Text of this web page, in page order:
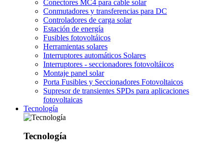
Conectores MC4 para cable solar
Conmutadores y transferencias para DC
Controladores de carga solar
Estación de energía
Fusibles fotovoltáicos
Herramientas solares
Interruptores automáticos Solares
Interruptores - seccionadores fotovoltáicos
Montaje panel solar
Porta Fusibles y Seccionadores Fotovoltaicos
Supresor de transientes SPDs para aplicaciones
fotovoltaicas
Tecnología
Tecnología